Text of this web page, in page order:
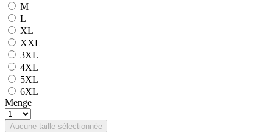
M
L
XL
XXL
3XL
4XL
5XL
6XL
Menge
Aucune taille sélectionnée